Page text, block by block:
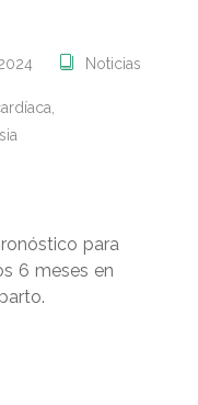
Noticias
,
para
6 meses en